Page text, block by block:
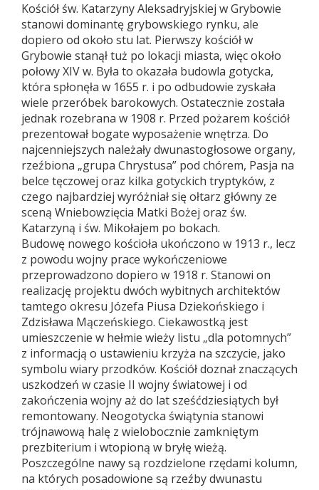
Kościół św. Katarzyny Aleksadryjskiej w Grybowie
stanowi dominantę grybowskiego rynku, ale
dopiero od około stu lat. Pierwszy kościół w
Grybowie stanął tuż po lokacji miasta, więc około
połowy XIV w. Była to okazała budowla gotycka,
która spłonęła w 1655 r. i po odbudowie zyskała
wiele przeróbek barokowych. Ostatecznie została
jednak rozebrana w 1908 r. Przed pożarem kościół
prezentował bogate wyposażenie wnętrza. Do
najcenniejszych należały dwunastogłosowe organy,
rzeźbiona „grupa Chrystusa” pod chórem, Pasja na
belce tęczowej oraz kilka gotyckich tryptyków, z
czego najbardziej wyróżniał się ołtarz główny ze
sceną Wniebowzięcia Matki Bożej oraz św.
Katarzyną i św. Mikołajem po bokach.
Budowę nowego kościoła ukończono w 1913 r., lecz
z powodu wojny prace wykończeniowe
przeprowadzono dopiero w 1918 r. Stanowi on
realizację projektu dwóch wybitnych architektów
tamtego okresu Józefa Piusa Dziekońskiego i
Zdzisława Mączeńskiego. Ciekawostką jest
umieszczenie w hełmie wieży listu „dla potomnych”
z informacją o ustawieniu krzyża na szczycie, jako
symbolu wiary przodków. Kościół doznał znaczących
uszkodzeń w czasie II wojny światowej i od
zakończenia wojny aż do lat sześćdziesiątych był
remontowany. Neogotycka świątynia stanowi
trójnawową halę z wielobocznie zamkniętym
prezbiterium i wtopioną w bryłę wieżą.
Poszczególne nawy są rozdzielone rzędami kolumn,
na których posadowione są rzeźby dwunastu